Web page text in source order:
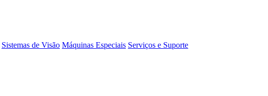
Sistemas de Visão Máquinas Especiais Serviços e Suporte